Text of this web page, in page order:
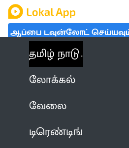
ஆப்பை டவுன்லோட்
தமிழ் நாடு
லோக்கல்
வேலை
டிரெண்டிங்